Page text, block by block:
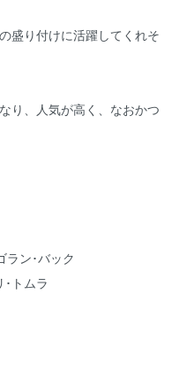
盛り付けに活躍してくれそ
り、人気が高く、なおかつ
ラン･バック
･トムラ